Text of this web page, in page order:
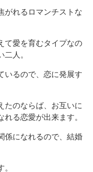
がれるロマンチストな
て愛を育むタイプなの
二人。
いるので、恋に発展す
たのならば、お互いに
る恋愛が出来ます。
係になれるので、結婚